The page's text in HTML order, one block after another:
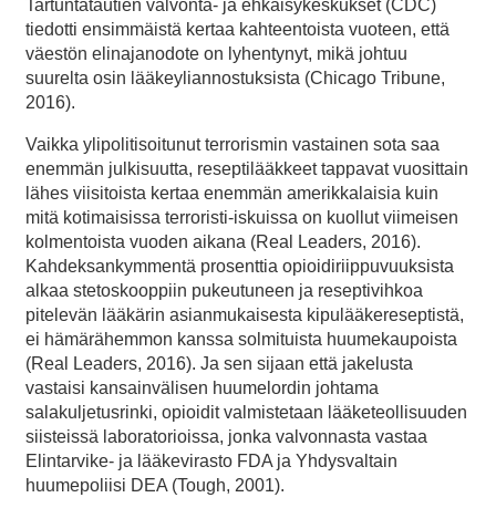
Tartuntatautien valvonta- ja ehkäisykeskukset (CDC)
tiedotti ensimmäistä kertaa kahteentoista vuoteen, että
väestön elinajanodote on lyhentynyt, mikä johtuu
suurelta osin lääkeyliannostuksista (Chicago Tribune,
2016).
Vaikka ylipolitisoitunut terrorismin vastainen sota saa
enemmän julkisuutta, reseptilääkkeet tappavat vuosittain
lähes viisitoista kertaa enemmän amerikkalaisia kuin
mitä kotimaisissa terroristi-iskuissa on kuollut viimeisen
kolmentoista vuoden aikana (Real Leaders, 2016).
Kahdeksankymmentä prosenttia opioidiriippuvuuksista
alkaa stetoskooppiin pukeutuneen ja reseptivihkoa
pitelevän lääkärin asianmukaisesta kipulääkereseptistä,
ei hämärähemmon kanssa solmituista huumekaupoista
(Real Leaders, 2016). Ja sen sijaan että jakelusta
vastaisi kansainvälisen huumelordin johtama
salakuljetusrinki, opioidit valmistetaan lääketeollisuuden
siisteissä laboratorioissa, jonka valvonnasta vastaa
Elintarvike- ja lääkevirasto FDA ja Yhdysvaltain
huumepoliisi DEA (Tough, 2001).